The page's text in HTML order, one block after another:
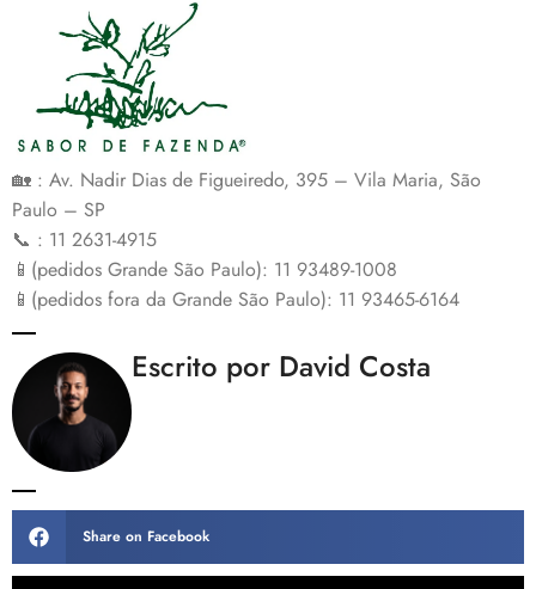
🏡 : Av. Nadir Dias de Figueiredo, 395 – Vila Maria, São
Paulo – SP
📞 : 11 2631-4915
📱(pedidos Grande São Paulo): 11 93489-1008
📱(pedidos fora da Grande São Paulo): 11 93465-6164
Escrito por David Costa
Share on Facebook